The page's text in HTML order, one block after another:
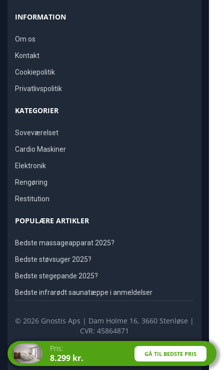
Pris:
8.299 kr. GÅ TIL BEDSTE PRIS
INFORMATION
Om os
Kontakt
Cookiepolitik
Privatlivspolitik
KATEGORIER
Soveværelset
Cardio Maskiner
Elektronik
Rengøring
Restitution
POPULÆRE ARTIKLER
Bedste massageapparat 2025?
Bedste støvsuger 2025?
Bedste stegepande 2025?
Bedste infrarødt saunatæppe i anmeldelser
© 2026 Gnostis Aps | Dam Holme 16, 3660 Stenløse |
CVR: 45864871